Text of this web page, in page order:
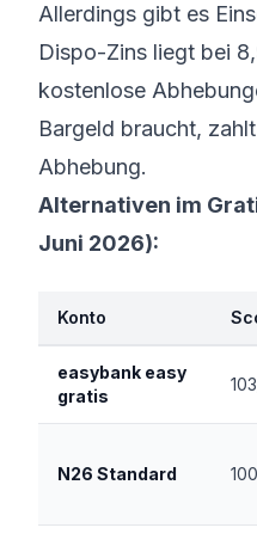
Allerdings gibt es
Dispo-Zins liegt bei
kostenlose
Bargeld braucht,
Abhebung.
Alternativen im
Juni 2026):
Konto
easybank easy
gratis
N26 Standard